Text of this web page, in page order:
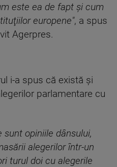
este ea de fapt şi cum
europene", a spus
Agerpres.
i-a spus că există şi
parlamentare cu
opiniile dânsului,
alegerilor într-un
turul doi cu alegerile